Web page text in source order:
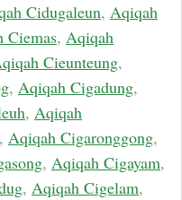
Cidugaleun, Aqiqah
Ciemas, Aqiqah
Cieunteung,
, Aqiqah Cigadung,
, Aqiqah
, Aqiqah Cigaronggong,
, Aqiqah Cigayam,
, Aqiqah Cigelam,